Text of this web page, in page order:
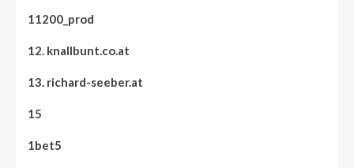
11200_prod
12. knallbunt.co.at
13. richard-seeber.at
15
1bet5